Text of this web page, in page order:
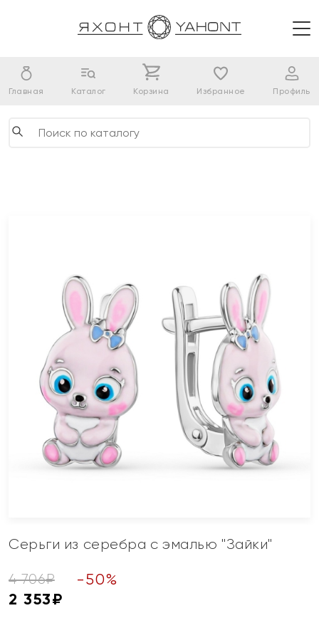
Главная Каталог Корзина Избранное Профиль
Серьги из серебра с эмалью "Зайки"
4 706₽ -50%
2 353₽